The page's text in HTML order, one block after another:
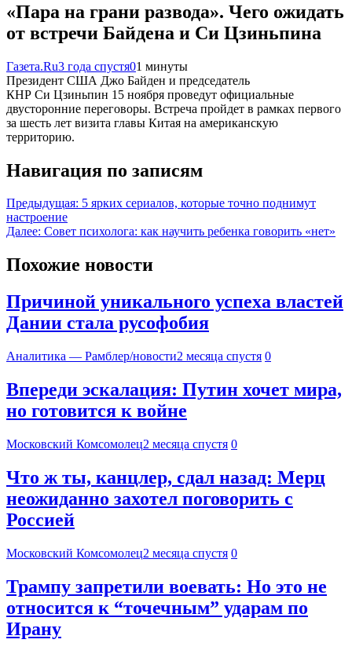
«Пара на грани развода». Чего ожидать
от встречи Байдена и Си Цзиньпина
Газета.Ru3 года спустя01 минуты
Президент США Джо Байден и председатель
КНР Си Цзиньпин 15 ноября проведут официальные
двусторонние переговоры. Встреча пройдет в рамках первого
за шесть лет визита главы Китая на американскую
территорию.
Навигация по записям
Предыдущая: 5 ярких сериалов, которые точно поднимут
настроение
Далее: Совет психолога: как научить ребенка говорить «нет»
Похожие новости
Причиной уникального успеха властей
Дании стала русофобия
Аналитика — Рамблер/новости2 месяца спустя 0
Впереди эскалация: Путин хочет мира,
но готовится к войне
Московский Комсомолец2 месяца спустя 0
Что ж ты, канцлер, сдал назад: Мерц
неожиданно захотел поговорить с
Россией
Московский Комсомолец2 месяца спустя 0
Трампу запретили воевать: Но это не
относится к “точечным” ударам по
Ирану